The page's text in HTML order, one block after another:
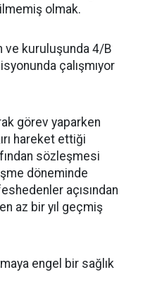
olmak.
ve kuruluşunda 4/B
çalışmıyor
görev yaparken
hareket ettiği
sözleşmesi
döneminde
açısından
az bir yıl geçmiş
engel bir sağlık